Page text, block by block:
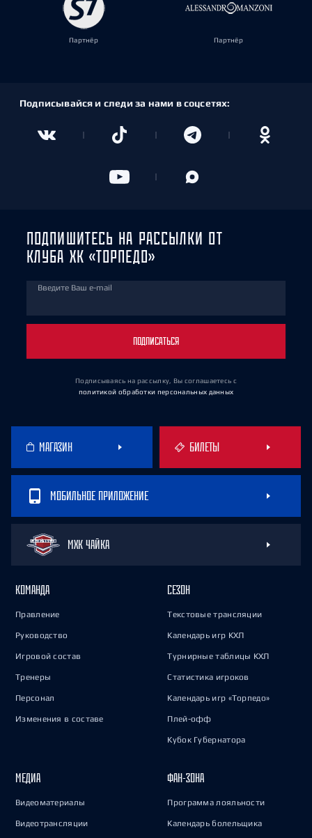
Партнёр Партнёр
Подписывайся и следи за нами в соцсетях:
ПОДПИШИТЕСЬ НА РАССЫЛКИ ОТ
КЛУБА ХК «ТОРПЕДО»
Введите Ваш e-mail
ПОДПИСАТЬСЯ
Подписываясь на рассылку, Вы соглашаетесь с
политикой обработки персональных данных
МАГАЗИН БИЛЕТЫ
МОБИЛЬНОЕ ПРИЛОЖЕНИЕ
МХК ЧАЙКА
КОМАНДА
Правление
Руководство
Игровой состав
Тренеры
Персонал
Изменения в составе
СЕЗОН
Текстовые трансляции
Календарь игр КХЛ
Турнирные таблицы КХЛ
Статистика игроков
Календарь игр «Торпедо»
Плей-офф
Кубок Губернатора
МЕДИА
Видеоматериалы
Видеотрансляции
ФАН-ЗОНА
Программа лояльности
Календарь болельщика